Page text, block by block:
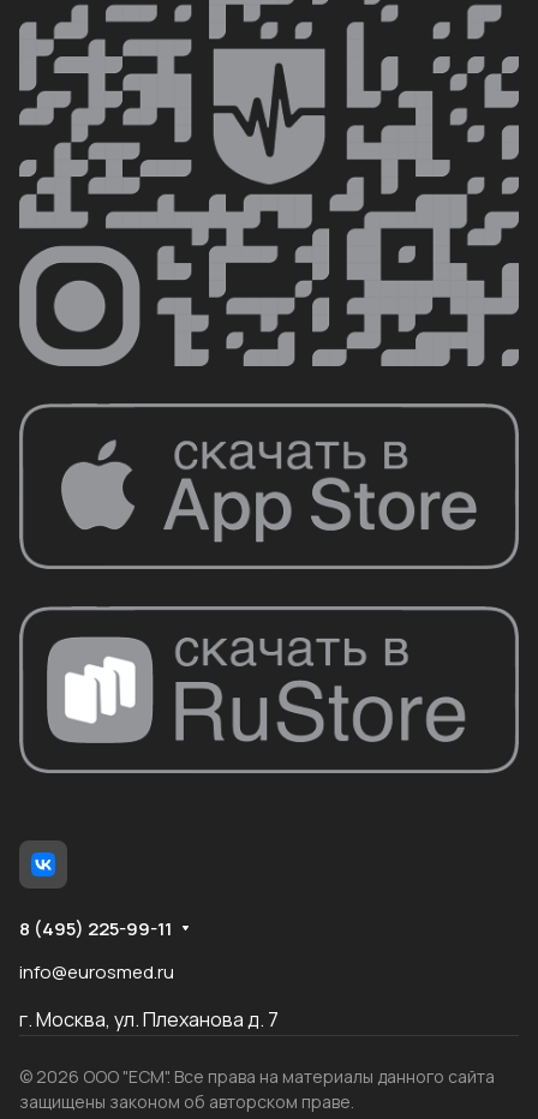
8 (495) 225-99-11
info@eurosmed.ru
г. Москва, ул. Плеханова д. 7
© 2026 ООО "ЕСМ". Все права на материалы данного сайта
защищены законом об авторском праве.